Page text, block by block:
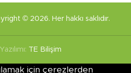
© 2026. Her hakkı saklıdır.
TE Bilişim
için çerezlerden